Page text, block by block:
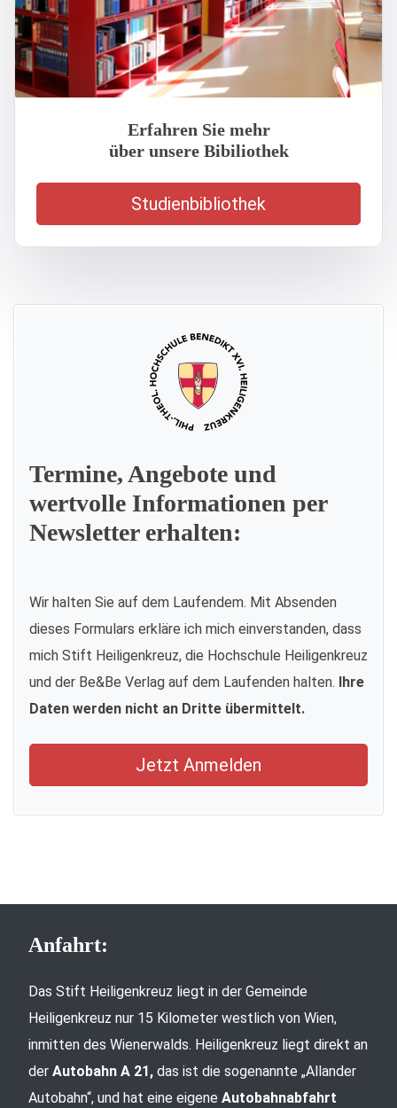
Erfahren Sie mehr
über unsere Bibiliothek
Studienbibliothek
Termine, Angebote und
wertvolle Informationen per
Newsletter erhalten:
Wir halten Sie auf dem Laufendem. Mit Absenden
dieses Formulars erkläre ich mich einverstanden, dass
mich Stift Heiligenkreuz, die Hochschule Heiligenkreuz
und der Be&Be Verlag auf dem Laufenden halten. Ihre
Daten werden nicht an Dritte übermittelt.
Jetzt Anmelden
Anfahrt:
Das Stift Heiligenkreuz liegt in der Gemeinde
Heiligenkreuz nur 15 Kilometer westlich von Wien,
inmitten des Wienerwalds. Heiligenkreuz liegt direkt an
der Autobahn A 21, das ist die sogenannte „Allander
Autobahn“, und hat eine eigene Autobahnabfahrt